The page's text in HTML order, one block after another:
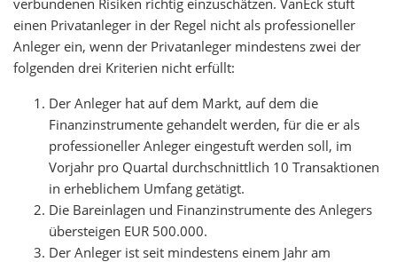
verbundenen Risiken richtig einzuschätzen. VanEck stuft
einen Privatanleger in der Regel nicht als professioneller
Anleger ein, wenn der Privatanleger mindestens zwei der
folgenden drei Kriterien nicht erfüllt:
Der Anleger hat auf dem Markt, auf dem die
Finanzinstrumente gehandelt werden, für die er als
professioneller Anleger eingestuft werden soll, im
Vorjahr pro Quartal durchschnittlich 10 Transaktionen
in erheblichem Umfang getätigt.
Die Bareinlagen und Finanzinstrumente des Anlegers
übersteigen EUR 500.000.
Der Anleger ist seit mindestens einem Jahr am